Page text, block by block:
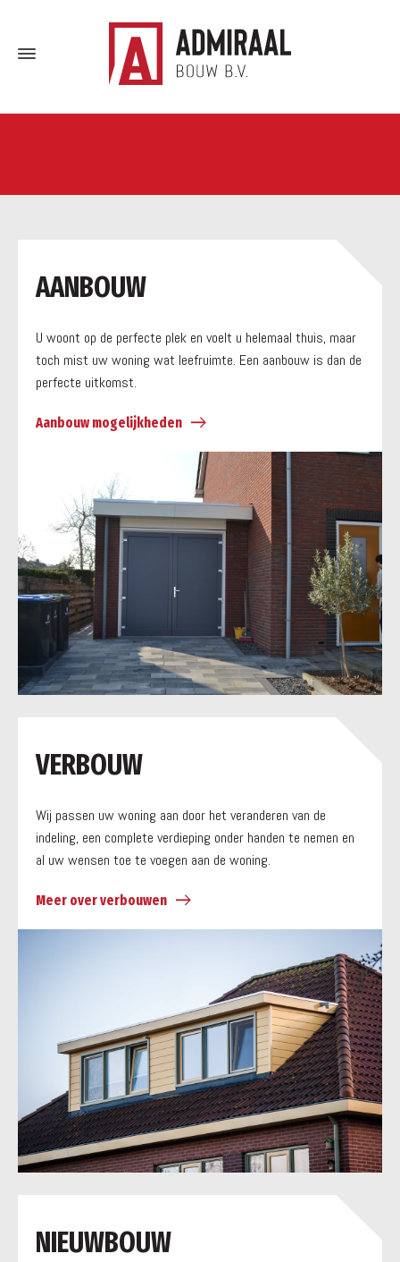
AANBOUW
U woont op de perfecte plek en voelt u helemaal thuis, maar
toch mist uw woning wat leefruimte. Een aanbouw is dan de
perfecte uitkomst.
Aanbouw mogelijkheden
VERBOUW
Wij passen uw woning aan door het veranderen van de
indeling, een complete verdieping onder handen te nemen en
al uw wensen toe te voegen aan de woning.
Meer over verbouwen
NIEUWBOUW